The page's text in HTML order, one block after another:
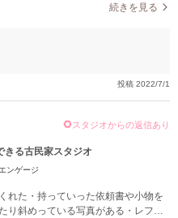
。値段が他と比較しても安かったの
続きを見る
投稿 2022/7/1
スタジオからの返信あり
きる古民家スタジオ
エンゲージ
れた・持っていった依頼書や小物を
り斜めっている写真がある・レフ板